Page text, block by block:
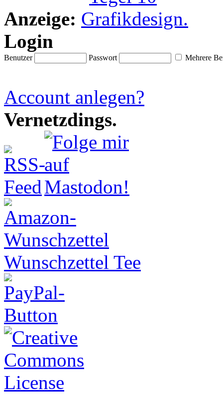
Anzeige:
Login
Benutzer Passwort Mehrere
Account anlegen?
Vernetzdings.
Wunschzettel Tee